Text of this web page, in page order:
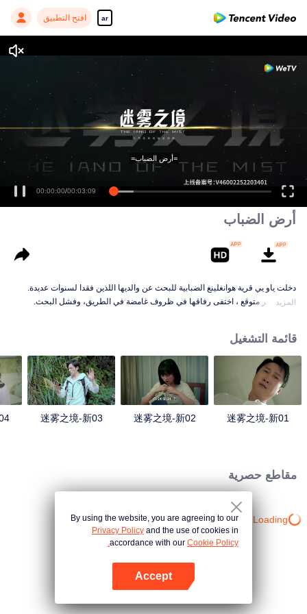
ar افتح التطبيق
00:00:01/00:03:09
=أرض الضباب=
أرض الضباب
دخلت ياو يي قرية هوانغلينغ الضبابية للبحث عن والديها اللذين فقدا لسنوات عديدة.
بشكل غير متوقع ، اختفى رفاقها في ظروف غامضة في الطريق، وفشل البحث.
المزيد
قائمة التشغيل
迷雾之境-新01
迷雾之境-新02
迷雾之境-新03
مقاطع حصرية
Loading…
By using the website, you are agreeing to our
Privacy Policy and the use of cookies in
accordance with our Cookie Policy.
Accept